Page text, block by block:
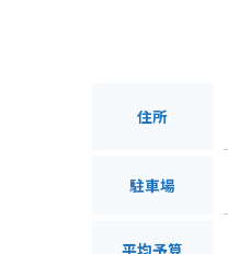
住所
駐車場